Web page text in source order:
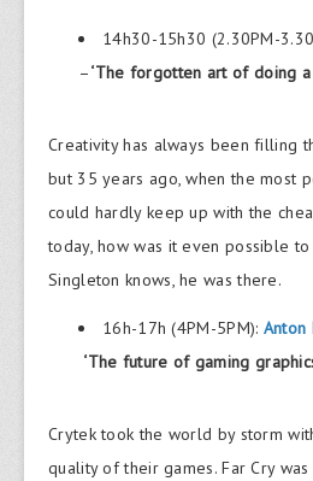
14h30-15h30 (2.30PM-
–‘The forgotten art of doing
Creativity has always been filling
but 35 years ago, when the most
could hardly keep up with the
today, how was it even possible to
Singleton knows, he was there.
16h-17h (4PM-5PM): Anton
‘The future of gaming
Crytek took the world by storm
quality of their games. Far Cry